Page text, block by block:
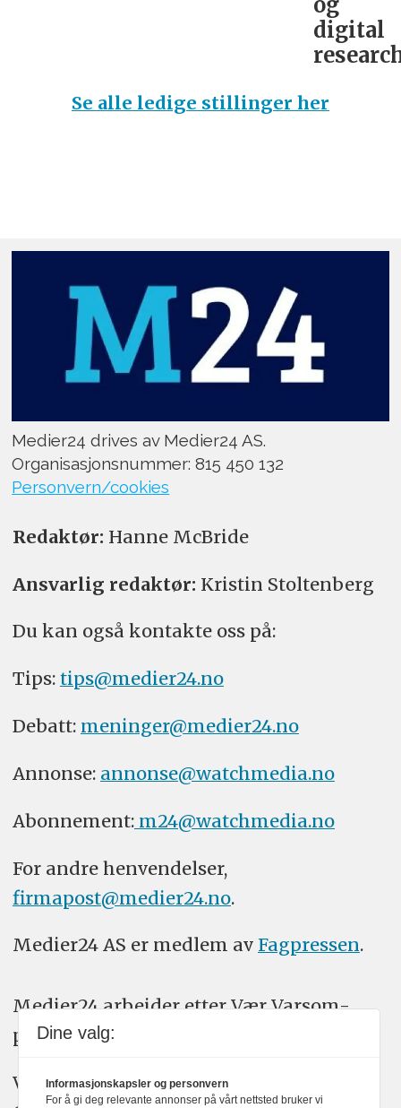
digital
Se alle ledige stillinger her
Medier24 drives av Medier24 AS.
Organisasjonsnummer: 815 450 132
Personvern/cookies
Redaktør: Hanne McBride
Ansvarlig redaktør: Kristin Stoltenberg
Du kan også kontakte oss på:
Tips: tips@medier24.no
Debatt: meninger@medier24.no
Annonse: annonse@watchmedia.no
Abonnement:m24@watchmedia.no
For andre henvendelser,
firmapost@medier24.no.
Medier24 AS er medlem av Fagpressen.
Medier24 arbeider etter Vær Varsom-
plakatens regler for god presseskikk.
Vi bruker KI-verktøy som ChatGPT,
Dine valg:
Informasjonskapsler og personvern
For å gi deg relevante annonser på vårt nettsted bruker vi